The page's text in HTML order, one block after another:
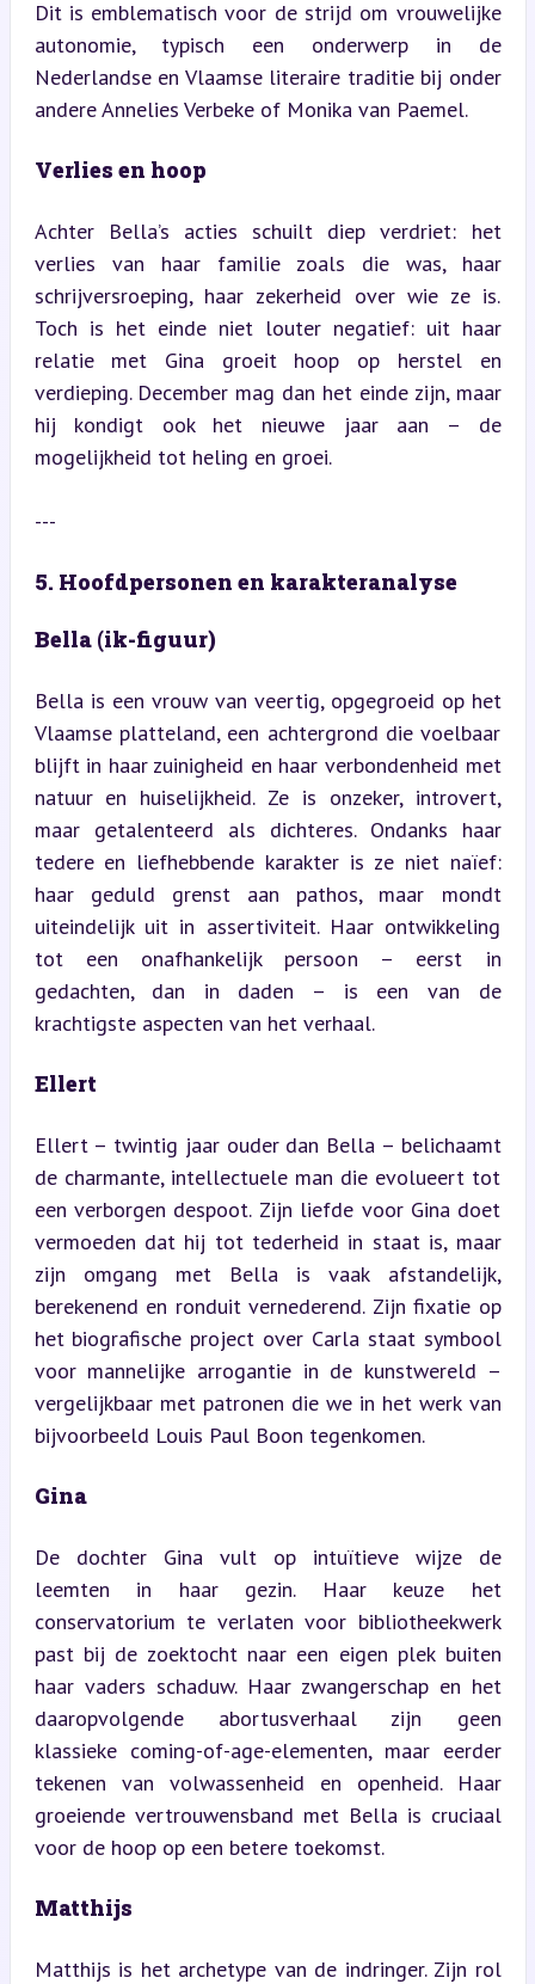
Dit is emblematisch voor de strijd om vrouwelijke
autonomie, typisch een onderwerp in de
Nederlandse en Vlaamse literaire traditie bij onder
andere Annelies Verbeke of Monika van Paemel.
Verlies en hoop
Achter Bella’s acties schuilt diep verdriet: het
verlies van haar familie zoals die was, haar
schrijversroeping, haar zekerheid over wie ze is.
Toch is het einde niet louter negatief: uit haar
relatie met Gina groeit hoop op herstel en
verdieping. December mag dan het einde zijn, maar
hij kondigt ook het nieuwe jaar aan – de
mogelijkheid tot heling en groei.
---
5. Hoofdpersonen en karakteranalyse
Bella (ik-figuur)
Bella is een vrouw van veertig, opgegroeid op het
Vlaamse platteland, een achtergrond die voelbaar
blijft in haar zuinigheid en haar verbondenheid met
natuur en huiselijkheid. Ze is onzeker, introvert,
maar getalenteerd als dichteres. Ondanks haar
tedere en liefhebbende karakter is ze niet naïef:
haar geduld grenst aan pathos, maar mondt
uiteindelijk uit in assertiviteit. Haar ontwikkeling
tot een onafhankelijk persoon – eerst in
gedachten, dan in daden – is een van de
krachtigste aspecten van het verhaal.
Ellert
Ellert – twintig jaar ouder dan Bella – belichaamt
de charmante, intellectuele man die evolueert tot
een verborgen despoot. Zijn liefde voor Gina doet
vermoeden dat hij tot tederheid in staat is, maar
zijn omgang met Bella is vaak afstandelijk,
berekenend en ronduit vernederend. Zijn fixatie op
het biografische project over Carla staat symbool
voor mannelijke arrogantie in de kunstwereld –
vergelijkbaar met patronen die we in het werk van
bijvoorbeeld Louis Paul Boon tegenkomen.
Gina
De dochter Gina vult op intuïtieve wijze de
leemten in haar gezin. Haar keuze het
conservatorium te verlaten voor bibliotheekwerk
past bij de zoektocht naar een eigen plek buiten
haar vaders schaduw. Haar zwangerschap en het
daaropvolgende abortusverhaal zijn geen
klassieke coming-of-age-elementen, maar eerder
tekenen van volwassenheid en openheid. Haar
groeiende vertrouwensband met Bella is cruciaal
voor de hoop op een betere toekomst.
Matthijs
Matthijs is het archetype van de indringer. Zijn rol